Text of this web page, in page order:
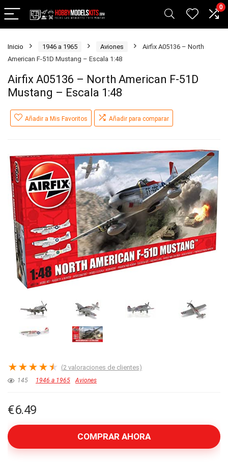
0
Inicio 1946 a 1965 Aviones
Airfix A05136 – North
American F-51D Mustang – Escala 1:48
Airfix A05136 – North American F-51D
Mustang – Escala 1:48
Añadir a Mis Favoritos Añadir para comparar
★★★★★ (2 valoraciones de clientes)
145 1946 a 1965 Aviones
€6.49
COMPRAR AHORA